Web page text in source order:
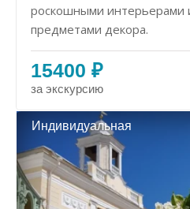
роскошными интерьерами
предметами декора.
15400 ₽
за экскурсию
Индивидуальная